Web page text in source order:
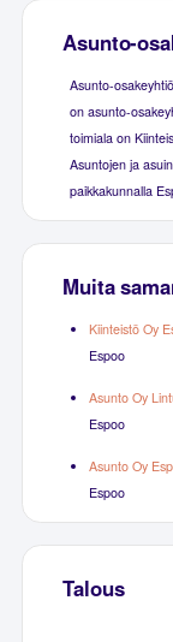
Asunto-
Asunto-
on asunto-
toimiala on
Asuntojen ja
paikkakunnalla
Muita
Kiinteistö Oy
Espoo
Asunto Oy
Espoo
Asunto Oy
Espoo
Talous